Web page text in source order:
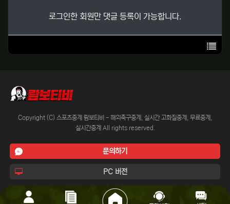
로그인한 회원만 댓글 등록이 가능합니다.
목록
Copyright (C) 스포츠중계 람보티비 - 해외축구중계, 실시간 고화질중계, 무료중계,
실시간중계 All rights reserved.
문의하기
PC 버전